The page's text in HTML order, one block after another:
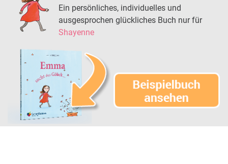
Ein persönliches, individuelles und
ausgesprochen glückliches Buch nur für
Shayenne